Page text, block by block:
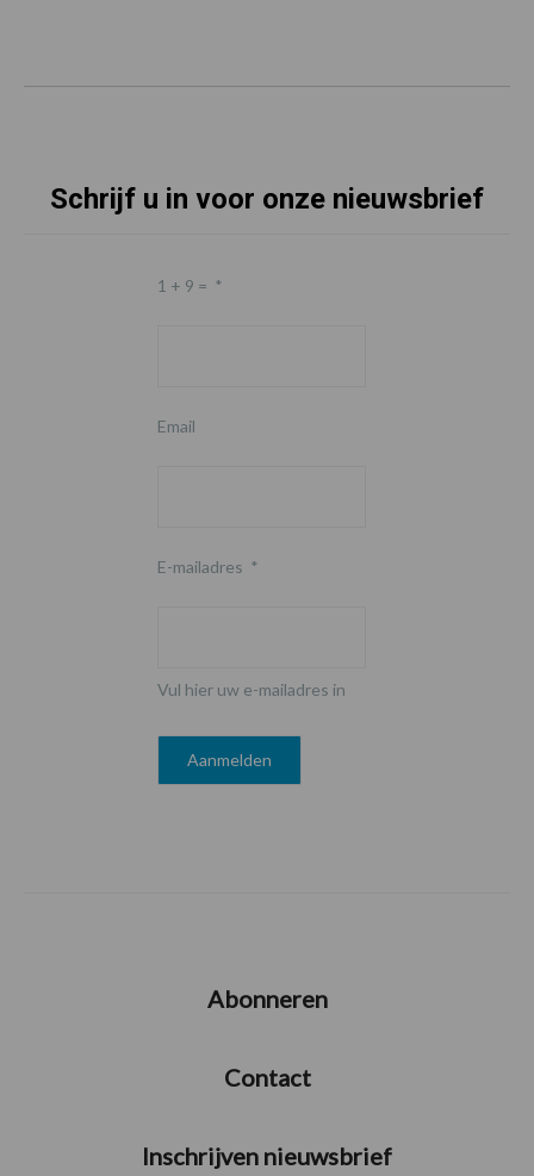
Schrijf u in voor onze nieuwsbrief
1 + 9 = *
Email
E-mailadres *
Vul hier uw e-mailadres in
Abonneren
Contact
Inschrijven nieuwsbrief